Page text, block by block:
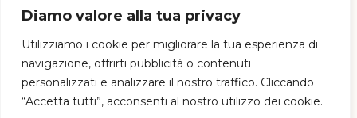
Diamo valore alla tua privacy
Utilizziamo i cookie per migliorare la tua esperienza di
navigazione, offrirti pubblicità o contenuti
personalizzati e analizzare il nostro traffico. Cliccando
“Accetta tutti”, acconsenti al nostro utilizzo dei cookie.
Per info:
+39 0573 38 20 77
Via di Ramini, 129/D - 51030 Pistoia (PT)
Lun - Ven: 8:00 / 12:00 - 13:30 / 17:00
© 2023 Az. Agricola Tesi Fabio s.s.a. di Tesi Silvia e Gallo Antonio - P.IVA e